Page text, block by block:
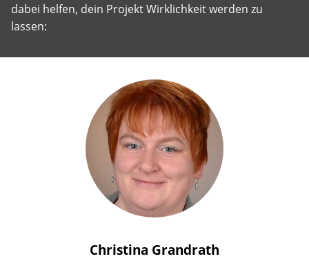
dabei helfen, dein Projekt Wirklichkeit werden zu
lassen:
Christina Grandrath